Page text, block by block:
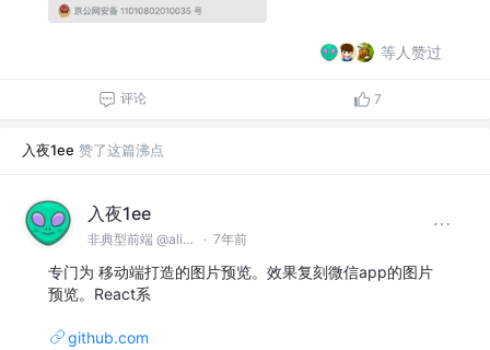
等人赞过
评论 7
入夜1ee 赞了这篇沸点
入夜1ee
非典型前端 @alibaba · 7年前
专门为 移动端打造的图片预览。效果复刻微信app的图片
预览。React系
github.com